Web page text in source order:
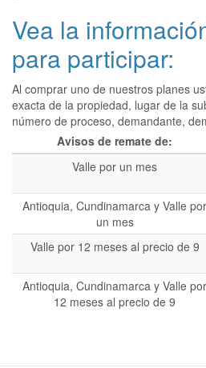
Vea la
para participar:
Al comprar uno de nuestros planes
exacta de la propiedad, lugar de la
número de proceso, demandante,
Avisos de remate de:
Valle por un mes
Antioquia, Cundinamarca y Valle por
un mes
Valle por 12 meses al precio de 9
Antioquia, Cundinamarca y Valle por
12 meses al precio de 9